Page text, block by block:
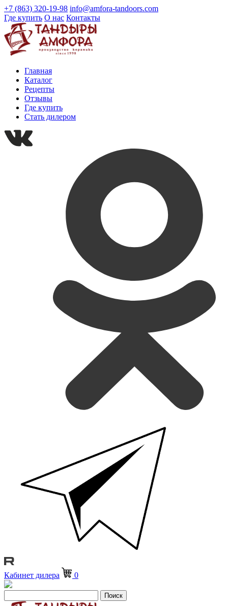
+7 (863) 320-19-98 info@amfora-tandoors.com
Где купить О нас Контакты
Главная
Каталог
Рецепты
Отзывы
Где купить
Стать дилером
Кабинет дилера 0
Поиск